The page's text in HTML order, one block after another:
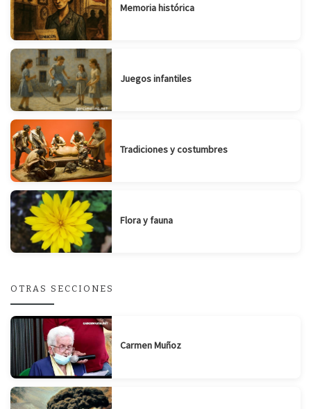
Memoria histórica
Juegos infantiles
Tradiciones y costumbres
Flora y fauna
OTRAS SECCIONES
Carmen Muñoz